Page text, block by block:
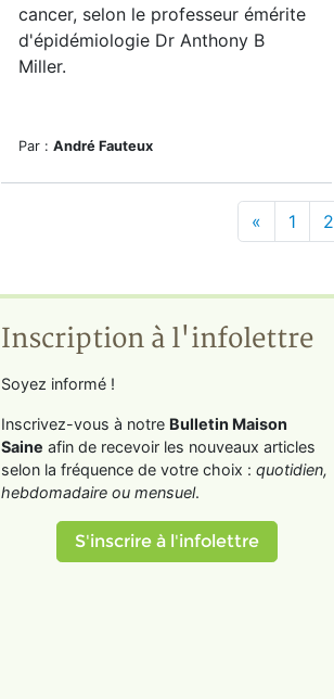
cancer, selon le professeur émérite
d'épidémiologie Dr Anthony B
Miller.
Par : André Fauteux
« 1 2
Inscription à l'infolettre
Soyez informé !
Inscrivez-vous à notre Bulletin Maison
Saine afin de recevoir les nouveaux articles
selon la fréquence de votre choix : quotidien,
hebdomadaire ou mensuel.
S'inscrire à l'infolettre